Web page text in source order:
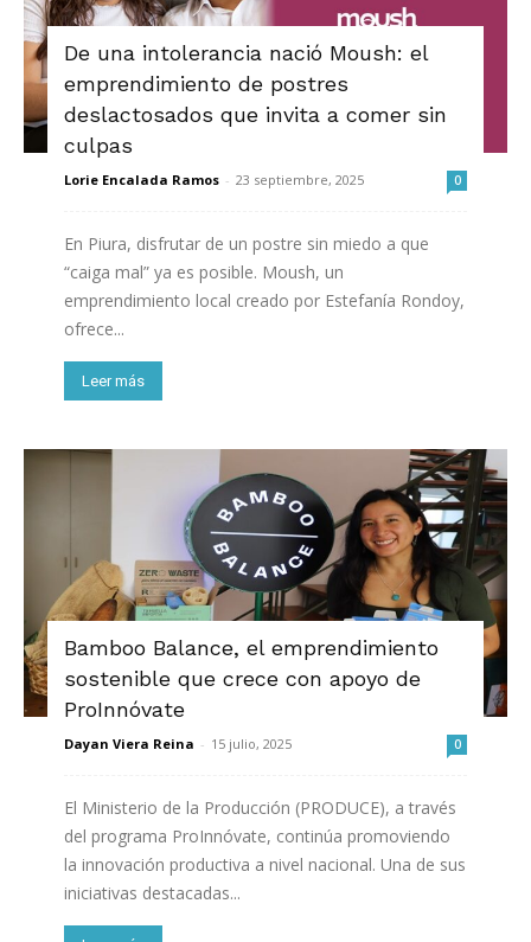
De una intolerancia nació Moush: el
emprendimiento de postres
deslactosados que invita a comer sin
culpas
Lorie Encalada Ramos - 23 septiembre, 2025 0
En Piura, disfrutar de un postre sin miedo a que
“caiga mal” ya es posible. Moush, un
emprendimiento local creado por Estefanía Rondoy,
ofrece...
Leer más
Bamboo Balance, el emprendimiento
sostenible que crece con apoyo de
ProInnóvate
Dayan Viera Reina - 15 julio, 2025 0
El Ministerio de la Producción (PRODUCE), a través
del programa ProInnóvate, continúa promoviendo
la innovación productiva a nivel nacional. Una de sus
iniciativas destacadas...